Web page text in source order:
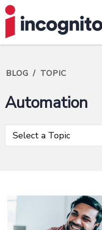
BLOG / TOPIC
Automation
Select a Topic